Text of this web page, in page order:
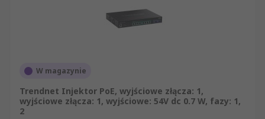
W magazynie
Trendnet Injektor PoE, wyjściowe złącza: 1,
wyjściowe złącza: 1, wyjściowe: 54V dc 0.7 W, fazy: 1,
2